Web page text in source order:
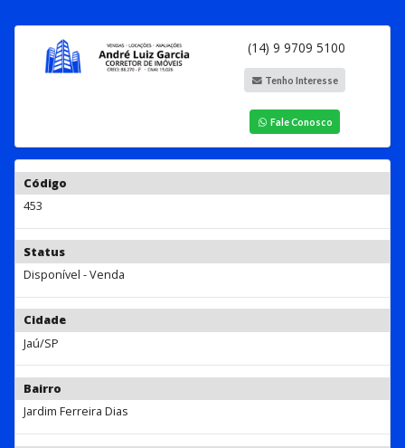
(14) 9 9709 5100
Tenho Interesse
Fale Conosco
Código
453
Status
Disponível - Venda
Cidade
Jaú/SP
Bairro
Jardim Ferreira Dias